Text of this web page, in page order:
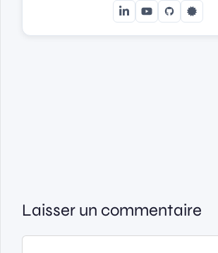
Laisser un commentaire